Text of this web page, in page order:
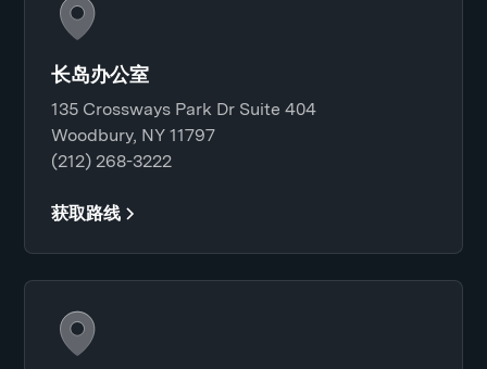
长岛办公室
135 Crossways Park Dr Suite 404
Woodbury, NY 11797
(212) 268-3222
获取路线